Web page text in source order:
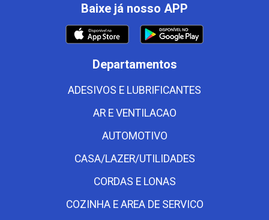
Baixe já nosso APP
Departamentos
ADESIVOS E LUBRIFICANTES
AR E VENTILACAO
AUTOMOTIVO
CASA/LAZER/UTILIDADES
CORDAS E LONAS
COZINHA E AREA DE SERVICO